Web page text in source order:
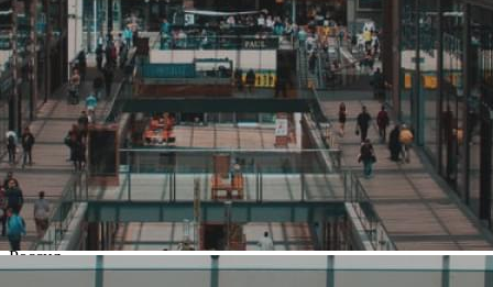
О ритейлере
О компании
Информация о развитии ритейлера
Где представлена ТС
Контакты
О ритейлере ЁРШ
Название:
ЁРШ
Компания создана в стране
Россия
Основной вид деятельности